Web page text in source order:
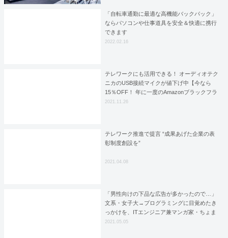
「自転車通勤に最適な高機能バックパック」
ならパソコンや仕事道具を安全＆快適に携行
できます
2022.02.16
テレワークにも活用できる！ オーディオテク
ニカのUSB接続マイクが値下げ中【今なら
15％OFF！ 年に一度のAmazonブラックフラ
イデー】
2021.11.26
テレワーク推進で提言 “成果あげた企業の表
彰制度創設を”
2021.04.08
「男性向けの下品な広告が多かったので…」
文系・女子大→プログラミングに目覚めたき
っかけを、ITエンジニア兼マンガ家・ちょま
どが語る
2021.05.05